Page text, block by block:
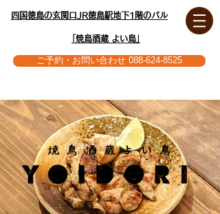
四国徳島の玄関口JR徳島駅地下1階のバル
｢焼鳥酒蔵 よい鳥｣
ご予約・お問い合わせ 088-624-8525